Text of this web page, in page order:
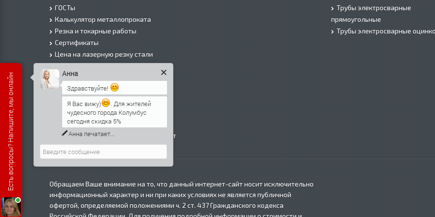
ГОСТы
Калькулятор металлопроката
Резка и токарные работы
Сертификаты
Цена на лазерную резку стали
Цена на плазменую резку стали
Цена на резку газом или болгаркой
О Компании
Информация о доставке
Политика безопасности
Контакты
Прайс лист на черный металлопрокат
в Москве
Трубы электросварные
прямоугольные
Трубы электросварные
Обращаем Ваше внимание на то, что данный интернет-сайт носит исключительно
информационный характер и ни при каких условиях не является публичной
офертой, определяемой положениями ч. 2 ст. 437 Гражданского кодекса
Есть вопросы? Напишите, мы онлайн Анна
Здравствуйте!
Я Вас вижу)
. Для жителей
чудесного города Колумбус
сегодня скидка 5%
Анна печатает...